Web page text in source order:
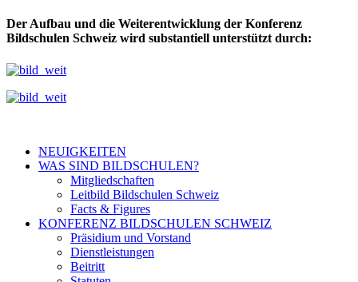
Der Aufbau und die Weiterentwicklung der Konferenz
Bildschulen Schweiz wird substantiell unterstützt durch:
NEUIGKEITEN
WAS SIND BILDSCHULEN?
Mitgliedschaften
Leitbild Bildschulen Schweiz
Facts & Figures
KONFERENZ BILDSCHULEN SCHWEIZ
Präsidium und Vorstand
Dienstleistungen
Beitritt